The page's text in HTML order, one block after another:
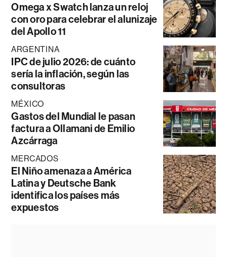
Omega x Swatch lanza un reloj
con oro para celebrar el alunizaje
del Apollo 11
ARGENTINA
IPC de julio 2026: de cuánto
sería la inflación, según las
consultoras
MÉXICO
Gastos del Mundial le pasan
factura a Ollamani de Emilio
Azcárraga
MERCADOS
El Niño amenaza a América
Latina y Deutsche Bank
identifica los países más
expuestos